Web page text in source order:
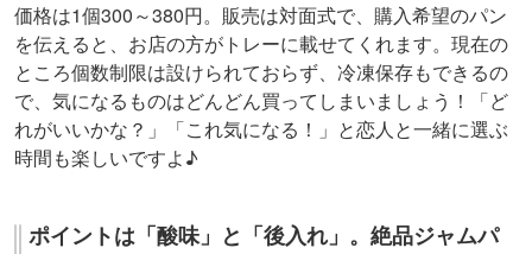
価格は1個300～380円。販売は対面式で、購入希望のパン
を伝えると、お店の方がトレーに載せてくれます。現在の
ところ個数制限は設けられておらず、冷凍保存もできるの
で、気になるものはどんどん買ってしまいましょう！「ど
れがいいかな？」「これ気になる！」と恋人と一緒に選ぶ
時間も楽しいですよ♪
ポイントは「酸味」と「後入れ」。絶品ジャムパ